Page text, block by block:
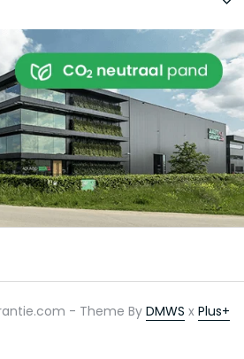
- Theme By DMWS x Plus+